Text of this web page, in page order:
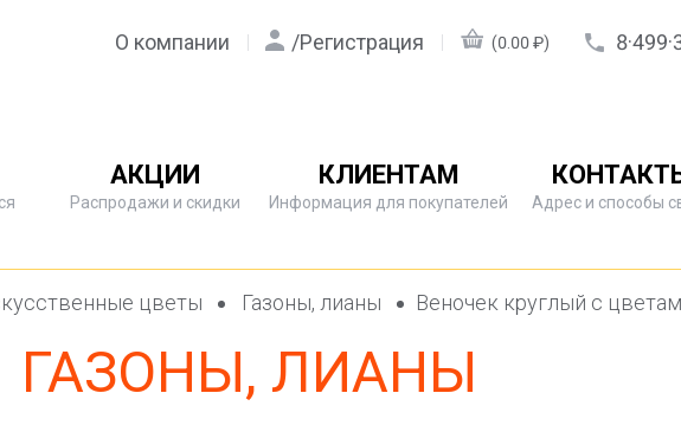
О компании /Регистрация (0.00 ₽)
АКЦИИ
Распродажи и скидки
КЛИЕНТАМ
Информация для покупателей Адрес и способы
цветы Газоны, лианы Веночек круглый с
ГАЗОНЫ, ЛИАНЫ